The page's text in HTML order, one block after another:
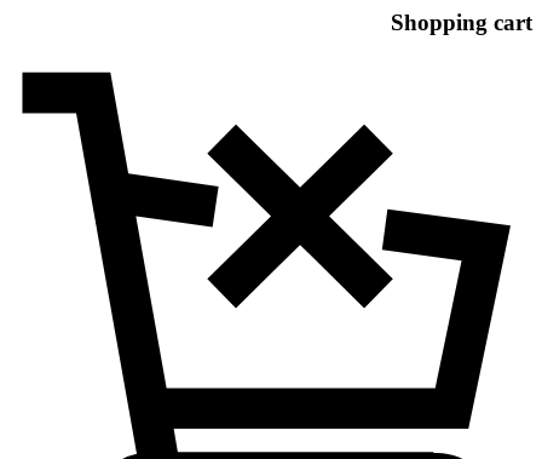
Shopping cart